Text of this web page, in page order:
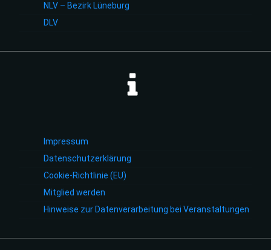
NLV – Bezirk Lüneburg
DLV
Impressum
Datenschutzerklärung
Cookie-Richtlinie (EU)
Mitglied werden
Hinweise zur Datenverarbeitung bei Veranstaltungen